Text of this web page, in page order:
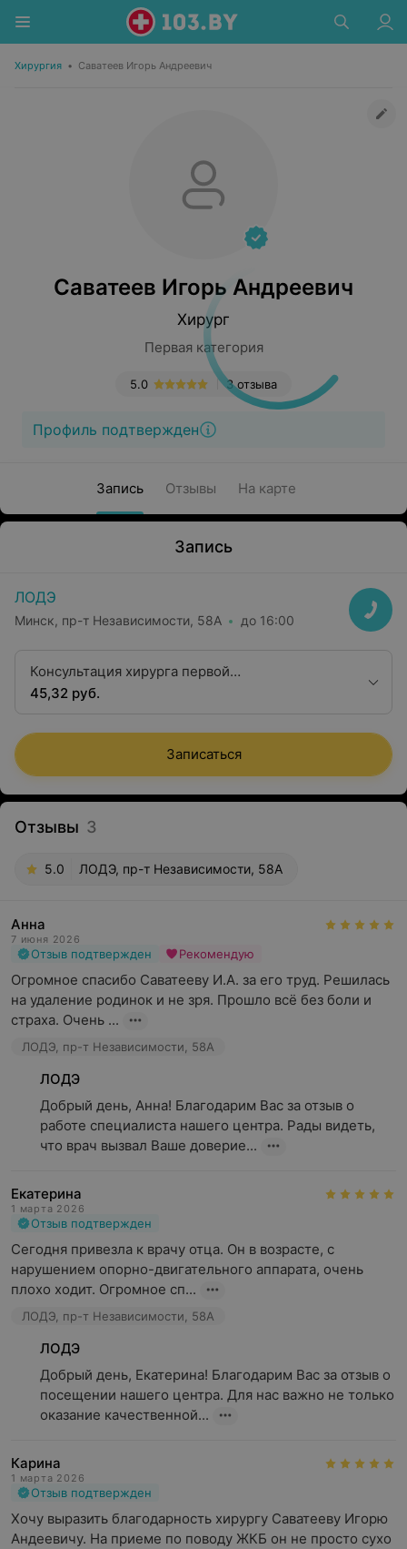
Хирургия • Саватеев Игорь Андреевич
Саватеев Игорь Андреевич
Хирург
Первая категория
3 отзыва
5.0
Профиль подтвержден
Запись Отзывы На карте
Запись
ЛОДЭ
Минск, пр-т Независимости, 58А до 16:00
Консультация хирурга первой
квалификационной категории
45,32 руб.
Записаться
Отзывы 3
5.0 ЛОДЭ, пр-т Независимости, 58А
Анна
7 июня 2026
Отзыв подтвержден Рекомендую
Огромное спасибо Саватееву И.А. за его труд. Решилась
на удаление родинок и не зря. Прошло всё без боли и
страха. Очень ...
ЛОДЭ, пр-т Независимости, 58А
ЛОДЭ
Добрый день, Анна! Благодарим Вас за отзыв о
работе специалиста нашего центра. Рады видеть,
что врач вызвал Ваше доверие...
Екатерина
1 марта 2026
Отзыв подтвержден
Сегодня привезла к врачу отца. Он в возрасте, с
нарушением опорно-двигательного аппарата, очень
плохо ходит. Огромное сп...
ЛОДЭ, пр-т Независимости, 58А
ЛОДЭ
Добрый день, Екатерина! Благодарим Вас за отзыв о
посещении нашего центра. Для нас важно не только
оказание качественной...
Карина
1 марта 2026
Отзыв подтвержден
Хочу выразить благодарность хирургу Саватееву Игорю
Андеевичу. На приеме по поводу ЖКБ он не просто сухо